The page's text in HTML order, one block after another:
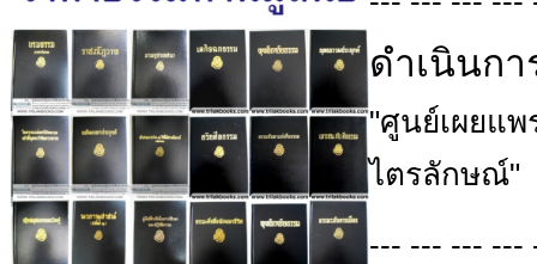
ดำเนินก
"ศูนย์เผยแ
ไตรลักษณ์"
--- --- --- ---